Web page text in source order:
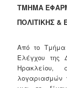
Κέντρα
Κέντρα
Παιδιών
ΤΜΗΜΑ
ΠΟΛΙΤΙΚΗΣ &
Από το Τμήμα
Ελέγχου της
Ηρακλείου,
λογαριασμών